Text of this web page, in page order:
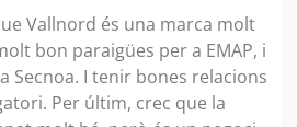
Vallnord és una marca molt
bon paraigües per a EMAP, i
Secnoa. I tenir bones relacions
Per últim, crec que la